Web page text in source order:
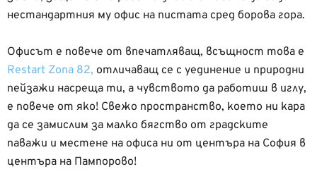
нестандартния му офис на пистата сред борова гора.
Офисът е повече от впечатляващ, всъщност това е
Restart Zona 82, отличаващ се с уединение и природни
пейзажи насреща ти, а чувството да работиш в иглу,
е повече от яко! Свежо пространство, което ни кара
да се замислим за малко бягство от градските
паважи и местене на офиса ни от центъра на София в
центъра на Пампорово!